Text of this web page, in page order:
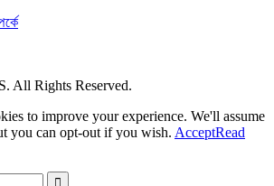
All Rights Reserved.
to improve your experience. We'll assume
you can opt-out if you wish. AcceptRead